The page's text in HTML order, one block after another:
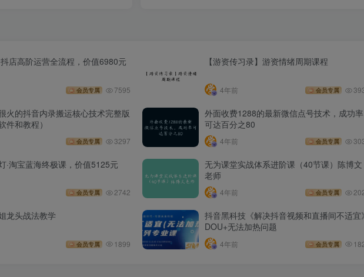
抖店高阶运营全流程，价值6980元
会员专属 7595
【游资传习录】游资情绪周期课程
4年前 会员专属
火的抖音内录搬运核心技术完整版
件和教程）
会员专属 3297
外面收费1288的最新微信点号技术，成功率
可达百分之80
4年前 会员专属
·淘宝蓝海终极课，价值5125元
会员专属 2742
无为课堂实战体系进阶课（40节课）陈博文
老师
4年前 会员专属
龙头战法教学
会员专属 1899
抖音黑科技《解决抖音视频和直播间不适宜
DOU+无法加热问题
4年前 会员专属